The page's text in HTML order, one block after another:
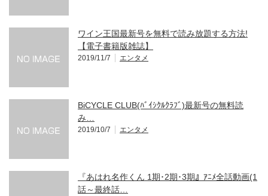
ワイン王国最新号を無料で読み放題する方法!
【電子書籍版雑誌】
2019/11/7 エンタメ
BiCYCLE CLUB(ﾊﾞｲｼｸﾙｸﾗﾌﾞ)最新号の無料読
み…
2019/10/7 エンタメ
『あはれ名作くん 1期･2期･3期』ｱﾆﾒ全話動画(1
話～最終話…